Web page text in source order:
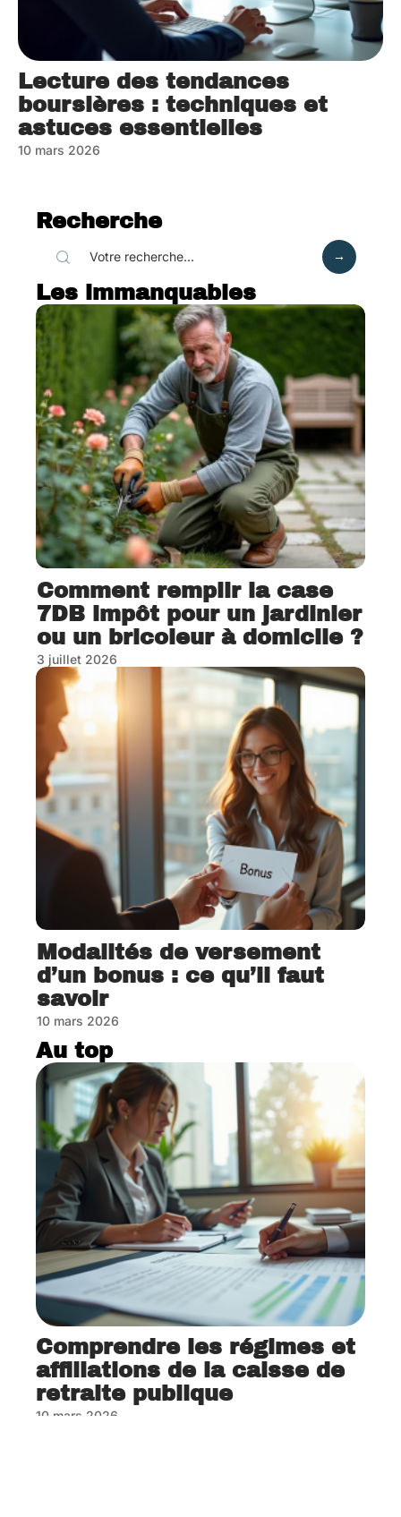
Lecture des tendances
boursières : techniques et
astuces essentielles
10 mars 2026
Recherche
Les immanquables
Comment remplir la case
7DB impôt pour un jardinier
ou un bricoleur à domicile ?
3 juillet 2026
Modalités de versement
d’un bonus : ce qu’il faut
savoir
10 mars 2026
Au top
Comprendre les régimes et
affiliations de la caisse de
retraite publique
10 mars 2026